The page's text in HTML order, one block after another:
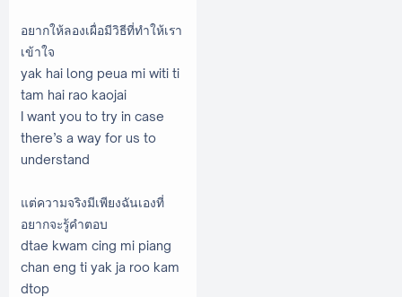
อยากให้ลองเผื่อมีวิธีที่ทำให้เรา
เข้าใจ
yak hai long peua mi witi ti
tam hai rao kaojai
I want you to try in case
there’s a way for us to
understand
แต่ความจริงมีเพียงฉันเองที่
อยากจะรู้คำตอบ
dtae kwam cing mi piang
chan eng ti yak ja roo kam
dtop